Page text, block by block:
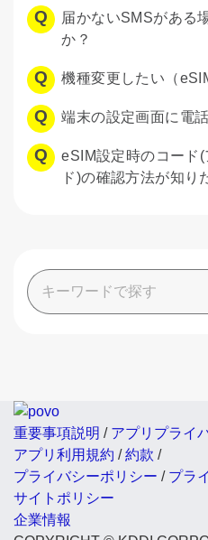
届かないSMSがある
か？
機種変更したい（
端末の設定画面に電
eSIM設定時のコード
ド)の確認方法が知り
重要事項説明 / アプリプライ
アプリ利用規約 /約款 /
プライバシーポリシー / プラ
サイトポリシー
企業情報